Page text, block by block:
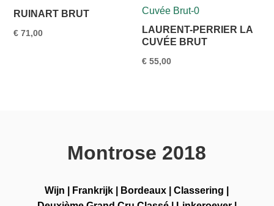
RUINART BRUT
€ 71,00
LAURENT-PERRIER LA
CUVÉE BRUT
€ 55,00
Montrose 2018
Wijn Frankrijk Bordeaux |Classering